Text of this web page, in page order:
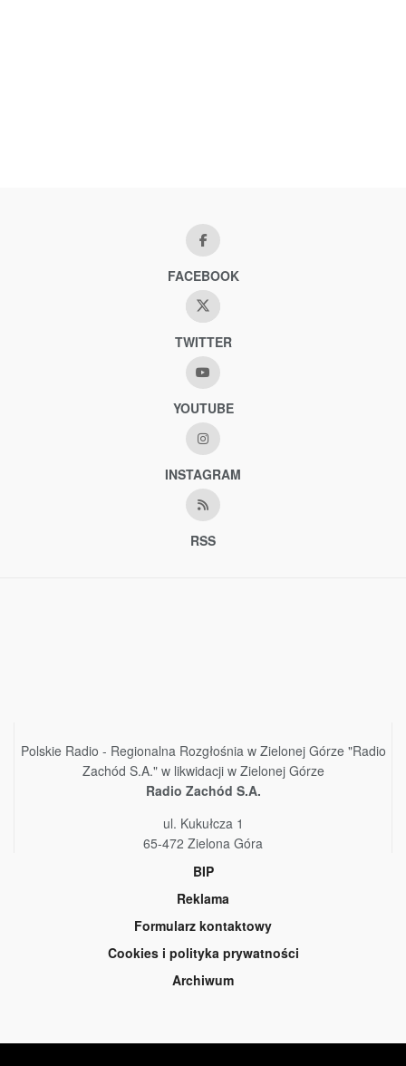
FACEBOOK
TWITTER
YOUTUBE
INSTAGRAM
RSS
Polskie Radio - Regionalna Rozgłośnia w Zielonej Górze "Radio
Zachód S.A." w likwidacji w Zielonej Górze
Radio Zachód S.A.
ul. Kukułcza 1
65-472 Zielona Góra
BIP
Reklama
Formularz kontaktowy
Cookies i polityka prywatności
Archiwum